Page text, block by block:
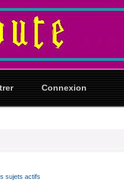
Connexion
sujets actifs